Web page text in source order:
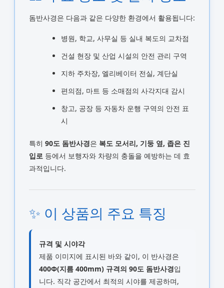
돔반사경은 다음과 같은 다양한 환경에서 활용됩니다:
병원, 학교, 사무실 등 실내 복도의 교차점
건설 현장 및 산업 시설의 안전 관리 구역
지하 주차장, 엘리베이터 전실, 계단실
편의점, 마트 등 소매점의 사각지대 감시
창고, 공장 등 자동차 운행 구역의 안전 표
시
특히 90도 돔반사경은 복도 모서리, 기둥 옆, 좁은 진
입로 등에서 보행자와 차량의 충돌을 예방하는 데 효
과적입니다.
✨ 이 상품의 주요 특징
규격 및 시야각
제품 이미지에 표시된 바와 같이, 이 반사경은
400Φ(지름 400mm) 규격의 90도 돔반사경입
니다. 직각 공간에서 최적의 시야를 제공하며,